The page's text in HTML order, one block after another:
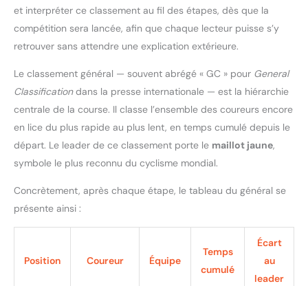
et interpréter ce classement au fil des étapes, dès que la
compétition sera lancée, afin que chaque lecteur puisse s’y
retrouver sans attendre une explication extérieure.
Le classement général — souvent abrégé « GC » pour General
Classificationdans la presse internationale — est la hiérarchie
centrale de la course. Il classe l’ensemble des coureurs encore
en lice du plus rapide au plus lent, en temps cumulé depuis le
départ. Le leader de ce classement porte le maillot jaune,
symbole le plus reconnu du cyclisme mondial.
Concrètement, après chaque étape, le tableau du général se
présente ainsi :
Position Coureur Équipe
Temps
cumulé
Écart
au
leader